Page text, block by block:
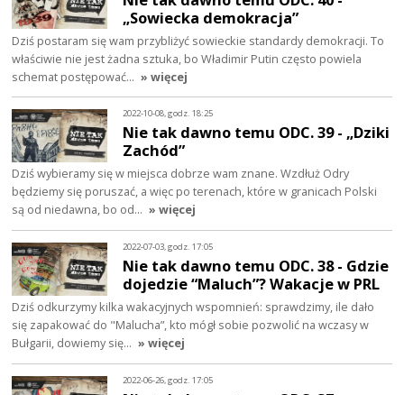
„Sowiecka demokracja”
Dziś postaram się wam przybliżyć sowieckie standardy demokracji. To
właściwie nie jest żadna sztuka, bo Władimir Putin często powiela
schemat postępować… » więcej
2022-10-08, godz. 18:25
Nie tak dawno temu ODC. 39 - „Dziki
Zachód”
Dziś wybieramy się w miejsca dobrze wam znane. Wzdłuż Odry
będziemy się poruszać, a więc po terenach, które w granicach Polski
są od niedawna, bo od… » więcej
2022-07-03, godz. 17:05
Nie tak dawno temu ODC. 38 - Gdzie
dojedzie “Maluch”? Wakacje w PRL
Dziś odkurzymy kilka wakacyjnych wspomnień: sprawdzimy, ile dało
się zapakować do "Malucha”, kto mógł sobie pozwolić na wczasy w
Bułgarii, dowiemy się… » więcej
2022-06-26, godz. 17:05